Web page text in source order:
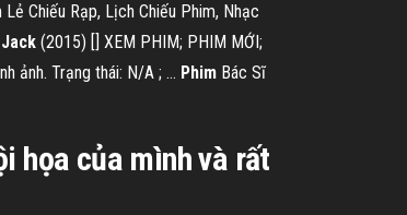
Chiếu Rạp, Lịch Chiếu Phim, Nhạc
(2015) [] XEM PHIM; PHIM MỚI;
ảnh. Trạng thái: N/A ; … Phim Bác Sĩ
họa của mình và rất